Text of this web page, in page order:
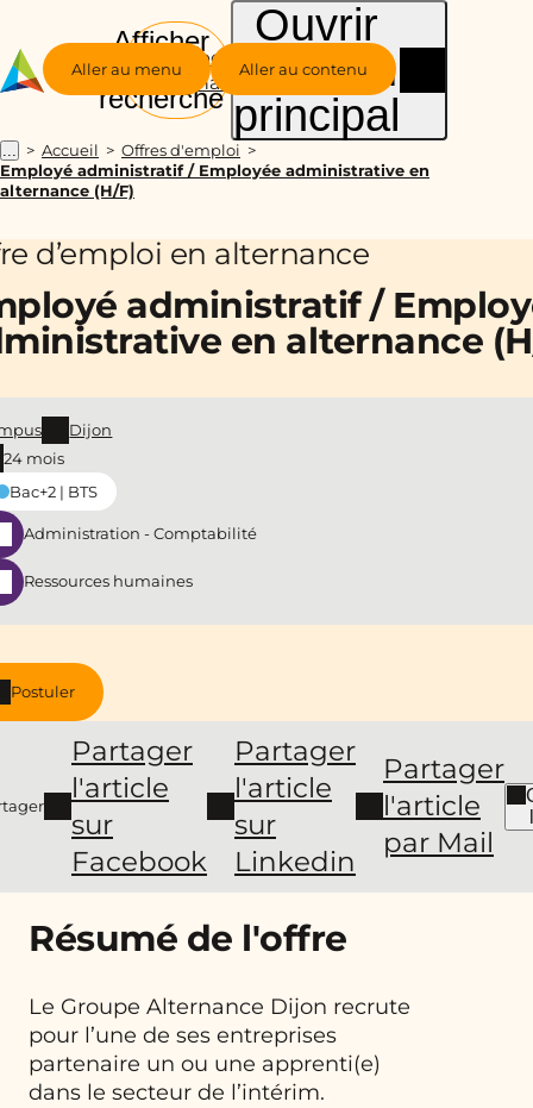
Aller au menu Aller au contenu
Groupe
Alternance
Afficher
la
recherche
Ouvrir
le menu
principal
... Accueil
Offres d'emploi
Employé administratif / Employée administrative en
alternance (H/F)
d’emploi en alternance
administratif /
en alternance
Postuler
Partager
l'article
sur
Facebook
Partager
l'article
sur
Linkedin
Partager
l'article
par Mail
Dijon
24 mois
Bac+2 | BTS
Administration - Comptabilité
Ressources humaines
Résumé de l'offre
Le Groupe Alternance Dijon recrute
pour l’une de ses entreprises
partenaire un ou une apprenti(e)
dans le secteur de l’intérim.